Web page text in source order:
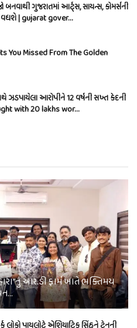
બનવાથી ગુજરાતમાં આર્ટ્સ, સાયન્સ, કોમર્સની
| gujarat gover…
You Missed From The Golden
ઝડપાયેલા આરોપીને 12 વર્ષની સખ્ત કેદની
with 20 lakhs wor…
આર.ડી ફાર્મ ખાતે ભક્તિમય